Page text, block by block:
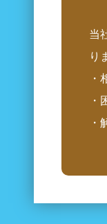
当
り
・
・
・